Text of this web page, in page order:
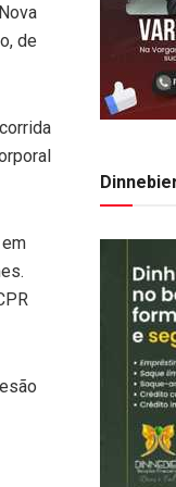
de